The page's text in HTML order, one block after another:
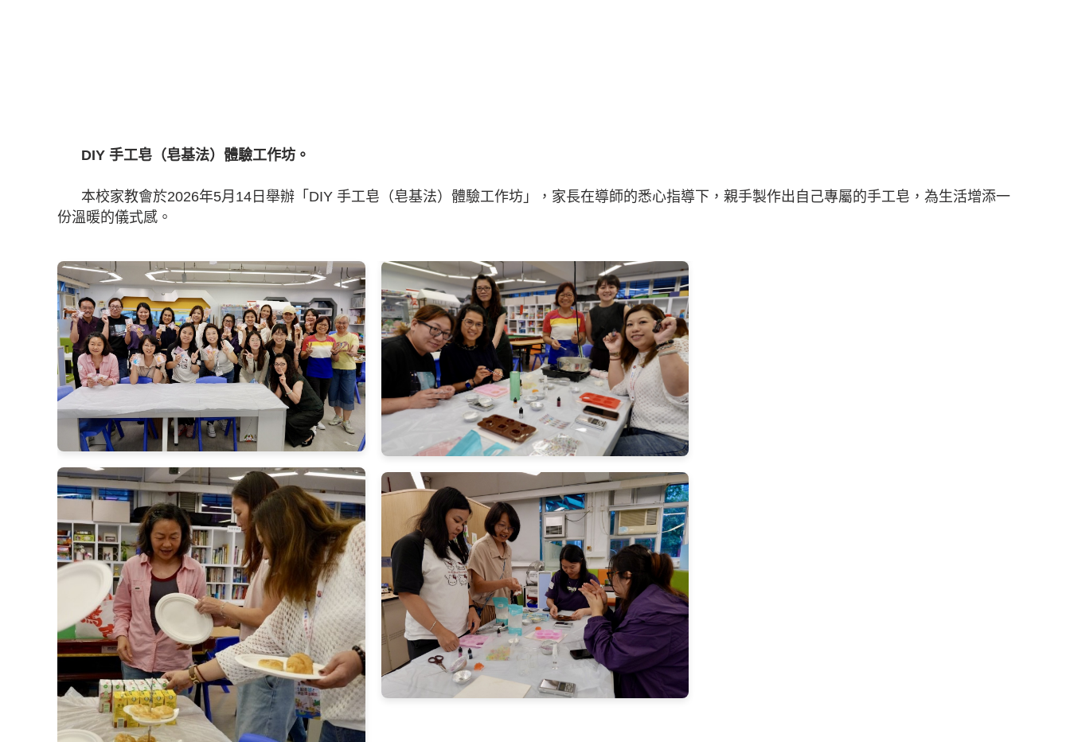
DIY 手工皂（皂基法）體驗工作坊。
本校家教會於2026年5月14日舉辦「DIY 手工皂（皂基法）體驗工作坊」，家長在導師的悉心指導下，親手製作出自己專屬的手工皂，為生活增添一
份溫暖的儀式感。